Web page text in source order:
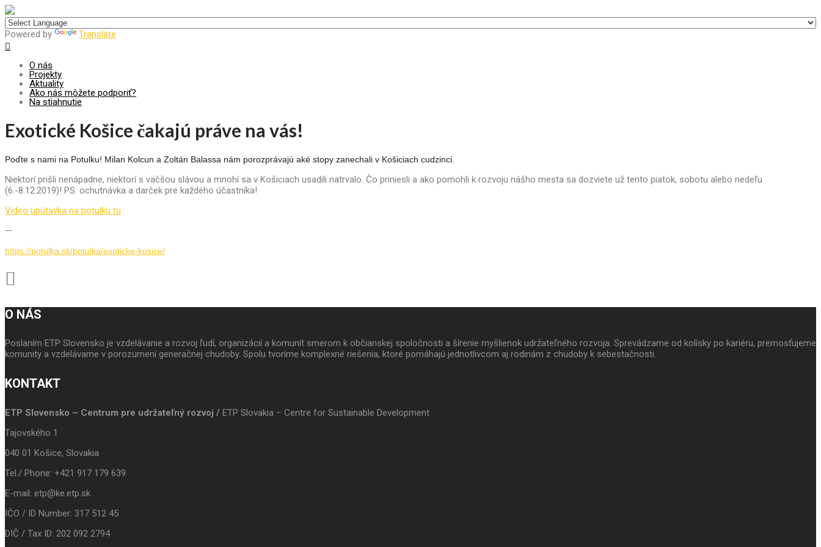
Powered by Translate
O nás
Projekty
Aktuality
Ako nás môžete podporiť?
Na stiahnutie
Exotické Košice čakajú práve na vás!
Poďte s nami na Potulku! Milan Kolcun a Zoltán Balassa nám porozprávajú aké stopy zanechali v Košiciach cudzinci.
Niektorí prišli nenápadne, niektorí s väčšou slávou a mnohí sa v Košiciach usadili natrvalo. Čo priniesli a ako pomohli k rozvoju nášho mesta sa dozviete už tento piatok, sobotu alebo nedeľu
(6.-8.12.2019)! PS: ochutnávka a darček pre každého účastníka!
Video upútavka na potulku tu
—
https://potulka.sk/potulka/exoticke-kosice/
O NÁS
Poslaním ETP Slovensko je vzdelávanie a rozvoj ľudí, organizácií a komunít smerom k občianskej spoločnosti a šírenie myšlienok udržateľného rozvoja. Sprevádzame od kolísky po kariéru, premosťujeme
komunity a vzdelávame v porozumení generačnej chudoby. Spolu tvoríme komplexné riešenia, ktoré pomáhajú jednotlivcom aj rodinám z chudoby k sebestačnosti.
KONTAKT
ETP Slovensko – Centrum pre udržateľný rozvoj / ETP Slovakia – Centre for Sustainable Development
Tajovského 1
040 01 Košice, Slovakia
Tel./ Phone: +421 917 179 639
E-mail: etp@ke.etp.sk
IČO / ID Number: 317 512 45
DIČ / Tax ID: 202 092 2794